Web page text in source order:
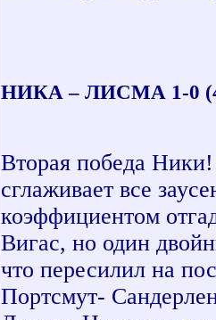
НИКА – ЛИСМА 1-0
Вторая победа
сглаживает все
коэффициентом
Вигас, но один
что пересилил на
Портсмут-